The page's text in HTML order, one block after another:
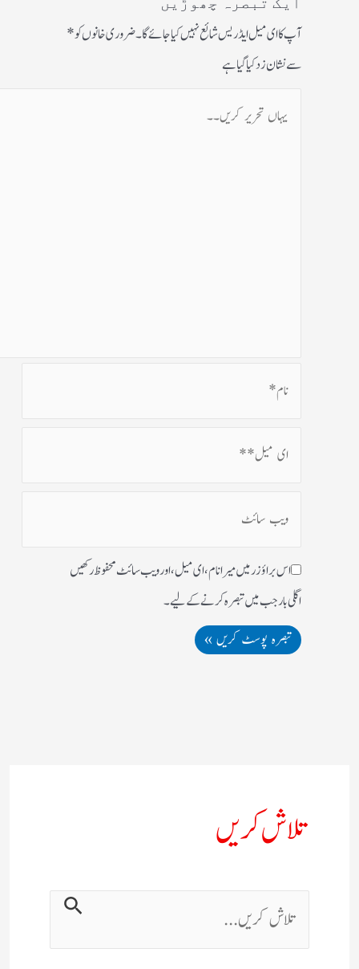
آپ کا ای میل ایڈریس شائع نہیں کیا جائے گا۔ضروری خانوں کو*
سے نشان زد کیا گیا ہے
اس براؤزر میں میرا نام، ای میل، اور ویب سائٹ محفوظ رکھیں
اگلی بار جب میں تبصرہ کرنے کےلیے۔
تلاش کریں